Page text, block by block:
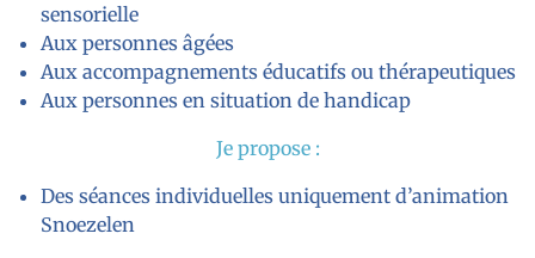
sensorielle
Aux personnes âgées
Aux accompagnements éducatifs ou thérapeutiques
Aux personnes en situation de handicap
Je propose :
Des séances individuelles uniquement d’animation
Snoezelen